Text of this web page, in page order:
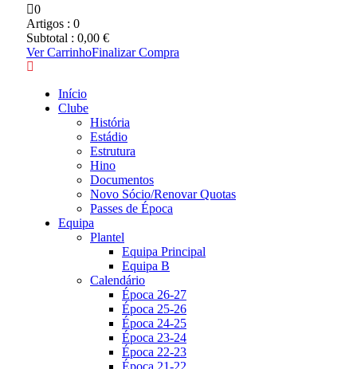
0
Artigos : 0
Subtotal : 0,00 €
Ver CarrinhoFinalizar Compra
Início
Clube
História
Estádio
Estrutura
Hino
Documentos
Novo Sócio/Renovar Quotas
Passes de Época
Equipa
Plantel
Equipa Principal
Equipa B
Calendário
Época 26-27
Época 25-26
Época 24-25
Época 23-24
Época 22-23
Época 21-22